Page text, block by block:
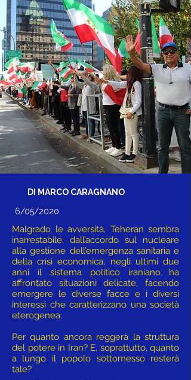
DI MARCO CARAGNANO
6/05/2020
Malgrado le avversità, Teheran sembra
inarrestabile: dall’accordo sul nucleare
alla gestione dell’emergenza sanitaria e
della crisi economica, negli ultimi due
anni il sistema politico iraniano ha
affrontato situazioni delicate, facendo
emergere le diverse facce e i diversi
interessi che caratterizzano una società
eterogenea.
Per quanto ancora reggerà la struttura
del potere in Iran? E, soprattutto, quanto
a lungo il popolo sottomesso resterà
tale?